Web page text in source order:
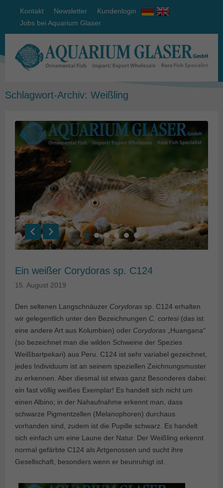
Kontakt Newsletter
Kundenlogin
Jobs bei Aquarium Glaser
Schlagwort-Archiv: Weißling
Ein weißer Corydoras sp. C124
15. August 2019
Den seltenen Langschnäuzer Corydoras sp. C124 erhalten
wir gelegentlich unter den Bezeichnungen C. cortesi(das ist
eine andere Art aus Kolumbien) oder Corydoras „Huangana“
(so bezeichnet man die wilden Schweine der Spezies
Weißbartpekari) aus Peru. C124 ist sehr variabel gezeichnet,
jedes Individuum ist an seinem speziellen Zeichnungsmuster
zu erkennen. Aber diesmal ist etwas ganz Besonderes dabei:
ein fast völlig weißes Exemplar! Es handelt sich nicht um
einen Albino; in der Nahaufnahme erkennt man, dass
schwarze Pigmentzellen (Melanophoren) durchaus
vorhanden sind, zudem ist die Pupille schwarz. Es handelt
sich einfach um eine Laune der Natur. Der Weißling erkennt
normal gefärbte C124 als Artgenossen und sucht ihre
Gesellschaft, besonders wenn er beunruhigt ist.